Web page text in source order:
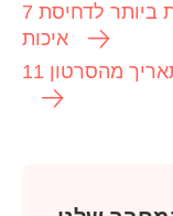
7 השיטות הטובות ביותר לדחיסת MP4 מבלי לאבד
איכות
מהסרטון